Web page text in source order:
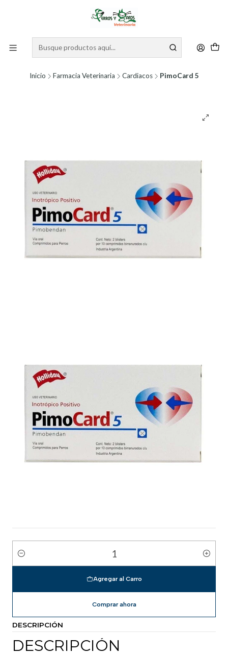
Inicio Farmacia Veterinaria Cardiacos PimoCard 5
Cantidad
Agregar al Carro
Comprar ahora
DESCRIPCIÓN
DESCRIPCIÓN